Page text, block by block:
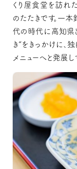
くり屋食堂を訪れ
のたたきです。一
代の時代に高知県
き”をきっかけに、
メニューへと発展し